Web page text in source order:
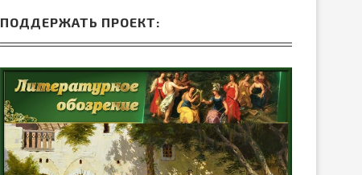
ПОДДЕРЖАТЬ ПРОЕКТ: